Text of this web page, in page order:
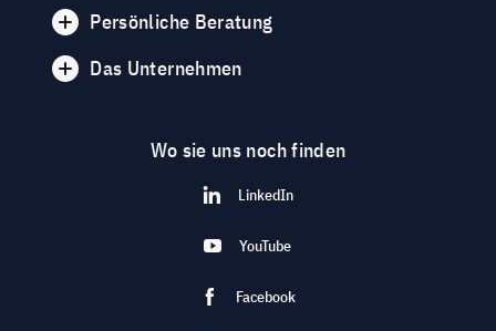
Persönliche Beratung
Das Unternehmen
Wo sie uns noch finden
LinkedIn
YouTube
Facebook